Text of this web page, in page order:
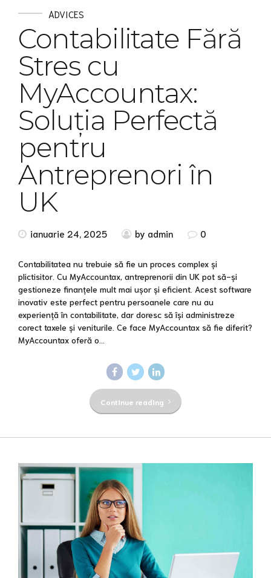
ADVICES
Contabilitate Fără
Stres cu
MyAccountax:
Soluția Perfectă
pentru
Antreprenori în
UK
ianuarie 24, 2025 by admin 0
Contabilitatea nu trebuie să fie un proces complex și
plictisitor. Cu MyAccountax, antreprenorii din UK pot să-și
gestioneze finanțele mult mai ușor și eficient. Acest software
inovativ este perfect pentru persoanele care nu au
experiență în contabilitate, dar doresc să își administreze
corect taxele și veniturile. Ce face MyAccountax să fie diferit?
MyAccountax oferă o...
Continue reading